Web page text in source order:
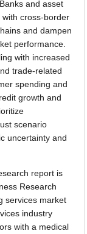
and asset
cross-border
and dampen
performance.
with increased
trade-related
spending and
growth and
scenario
uncertainty and
report is
Research
services market
industry
with a medical